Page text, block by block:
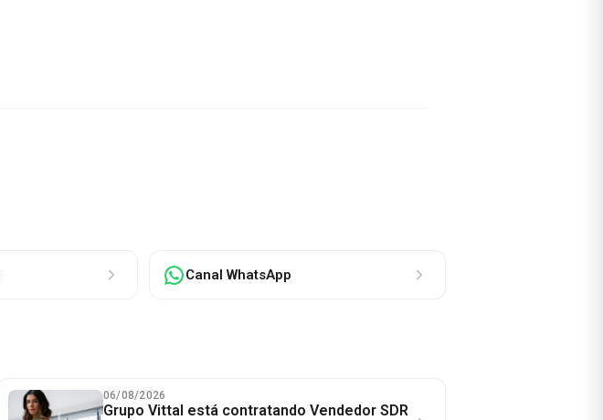
Canal WhatsApp
06/08/2026
Grupo Vittal está contratando Vendedor SDR